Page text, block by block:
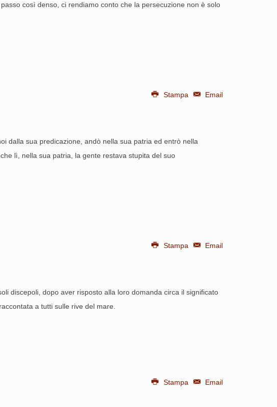
così denso, ci rendiamo conto che la persecuzione non è solo
Stampa Email
dalla sua predicazione, andò nella sua patria ed entrò nella
lì, nella sua patria, la gente restava stupita del suo
Stampa Email
discepoli, dopo aver risposto alla loro domanda circa il significato
a tutti sulle rive del mare.
Stampa Email